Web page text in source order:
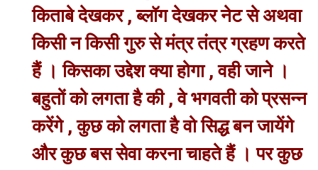
किताबे देखकर , ब्लॉग देखकर नेट से अथवा
किसी न किसी गुरु से मंत्र तंत्र ग्रहण करते
हैं । किसका उद्देश क्या होगा , वही जाने ।
बहुतों को लगता है की , वे भगवती को प्रसन्न
करेंगे , कुछ को लगता है वो सिद्ध बन जायेंगे
और कुछ बस सेवा करना चाहते हैं । पर कुछ